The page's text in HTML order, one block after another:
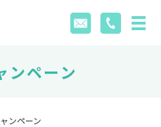
ンペーン
ンペーン